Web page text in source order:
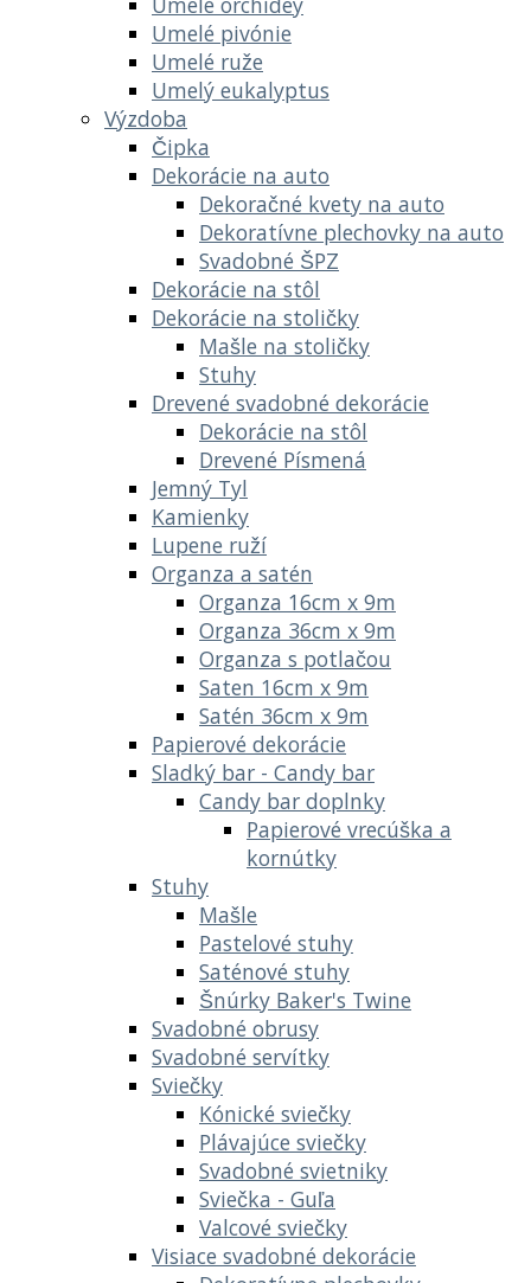
Umelé pivónie
Umelé ruže
Umelý eukalyptus
Výzdoba
Čipka
Dekorácie na auto
Dekoračné kvety na auto
Dekoratívne plechovky na auto
Svadobné ŠPZ
Dekorácie na stôl
Dekorácie na stoličky
Mašle na stoličky
Stuhy
Drevené svadobné dekorácie
Dekorácie na stôl
Drevené Písmená
Jemný Tyl
Kamienky
Lupene ruží
Organza a satén
Organza 16cm x 9m
Organza 36cm x 9m
Organza s potlačou
Saten 16cm x 9m
Satén 36cm x 9m
Papierové dekorácie
Sladký bar - Candy bar
Candy bar doplnky
Papierové vrecúška a
kornútky
Stuhy
Mašle
Pastelové stuhy
Saténové stuhy
Šnúrky Baker's Twine
Svadobné obrusy
Svadobné servítky
Sviečky
Kónické sviečky
Plávajúce sviečky
Svadobné svietniky
Sviečka - Guľa
Valcové sviečky
Visiace svadobné dekorácie